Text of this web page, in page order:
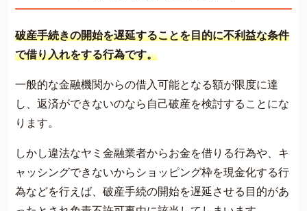
破産手続きの開始を遅延することを目的に不利益な条件
で借り入れをする行為です。
一般的な金融機関からの借入可能となる額が限度に達
し、返済ができないのなら自己破産を検討することにな
ります。
しかし違法なヤミ金融業者からお金を借りる行為や、キ
ャッシングできないからショッピング枠を現金化する行
為などを行えば、破産手続の開始を遅延させる目的があ